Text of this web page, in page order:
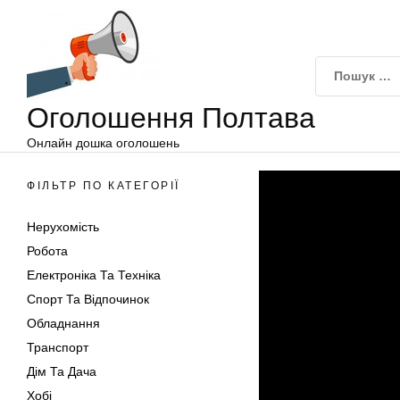
Оголошення Полтава
Онлайн дошка оголошень
ФІЛЬТР ПО КАТЕГОРІЇ
Нерухомість
Робота
Електроніка Та Техніка
Спорт Та Відпочинок
Обладнання
Транспорт
Дім Та Дача
Хобі